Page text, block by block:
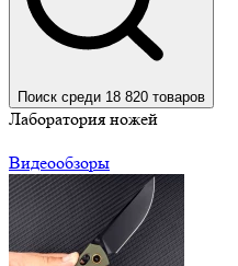
Поиск среди 18 820 товаров
Лаборатория ножей
Видеообзоры